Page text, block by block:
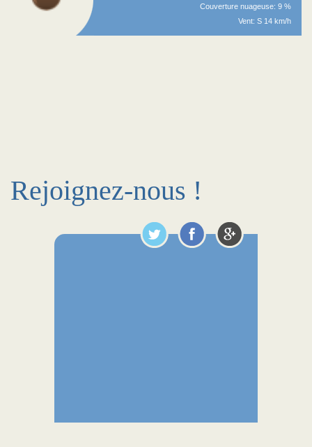
Couverture nuageuse: 9 %
Vent: S 14 km/h
Rejoignez-nous !